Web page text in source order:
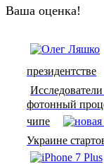
Ваша оценка!
президентстве
фотонный
чипе
Украине